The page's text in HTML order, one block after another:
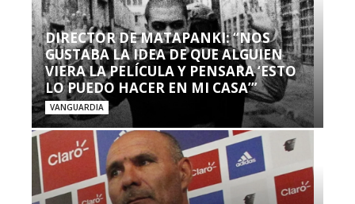
DIRECTOR DE MATAPANKI: “NOS
GUSTABA LA IDEA DE QUE ALGUIEN
VIERA LA PELÍCULA Y PENSARA ‘ESTO
LO PUEDO HACER EN MI CASA’”
VANGUARDIA